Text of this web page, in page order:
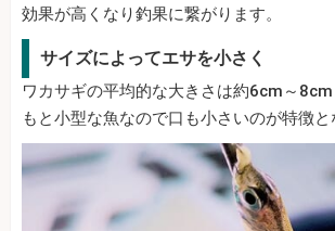
効果が高くなり釣果に繋がります。
サイズによってエサを小さく
ワカサギの平均的な大きさは約6cm～
もと小型な魚なので口も小さいのが特徴と